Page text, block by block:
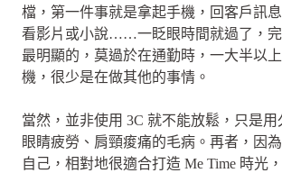
檔，第一件事就是拿起手機，回客戶訊
看影片或小說……一眨眼時間就過了，完
最明顯的，莫過於在通勤時，一大半以
機，很少是在做其他的事情。
當然，並非使用 3C 就不能放鬆，只是
眼睛疲勞、肩頸痠痛的毛病。再者，因
自己，相對地很適合打造 Me Time 時光